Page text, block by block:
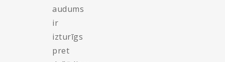
audums
ir
izturīgs
pret